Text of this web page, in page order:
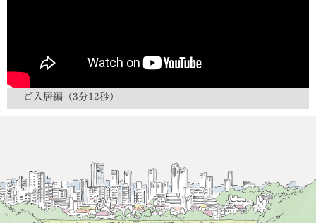
ご入居編（3分12秒）